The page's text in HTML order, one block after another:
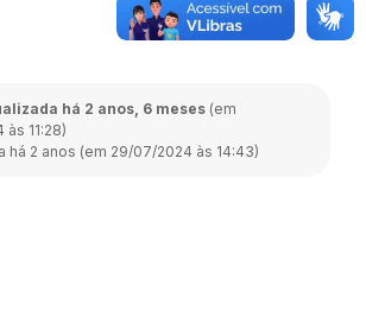
há 2 anos, 6 meses (em
11:28)
há 2 anos (em 29/07/2024 às 14:43)